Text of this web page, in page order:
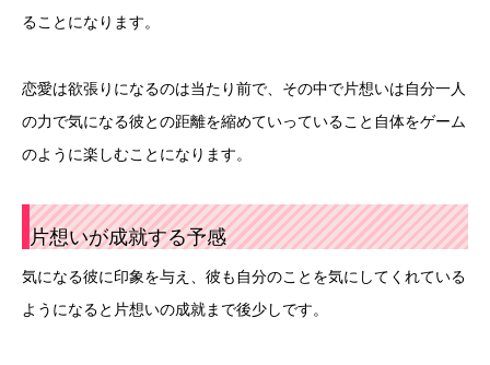
ることになります。
恋愛は欲張りになるのは当たり前で、その中で片想いは自分一人
の力で気になる彼との距離を縮めていっていること自体をゲーム
のように楽しむことになります。
片想いが成就する予感
気になる彼に印象を与え、彼も自分のことを気にしてくれている
ようになると片想いの成就まで後少しです。